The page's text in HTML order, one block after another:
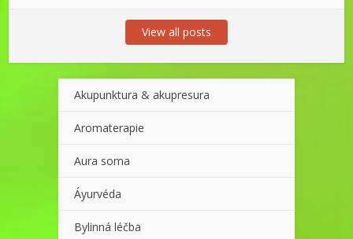
View all posts
Akupunktura & akupresura
Aromaterapie
Aura soma
Áyurvéda
Bylinná léčba